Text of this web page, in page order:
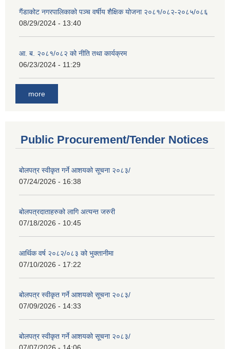
गैंडाकोट नगरपालिकाको पञ्च वर्षीय शैक्षिक योजना २०८१/०८२-२०८५/०८६
08/29/2024 - 13:40
आ. ब. २०८१/०८२ को नीति तथा कार्यक्रम
06/23/2024 - 11:29
more
Public Procurement/Tender Notices
बोलपत्र स्वीकृत गर्ने आशयको सूचना २०८३/
07/24/2026 - 16:38
बोलपत्रदाताहरुको लागि अत्यन्त जरुरी
07/18/2026 - 10:45
आर्थिक वर्ष २०८२/०८३ को भुक्तानीमा
07/10/2026 - 17:22
बोलपत्र स्वीकृत गर्ने आशयको सूचना २०८३/
07/09/2026 - 14:33
बोलपत्र स्वीकृत गर्ने आशयको सूचना २०८३/
07/07/2026 - 14:06